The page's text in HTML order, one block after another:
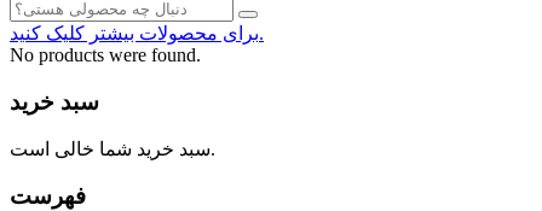
برای محصولات بیشتر کلیک کنید.
No products were found.
سبد خرید
سبد خرید شما خالی است.
فهرست